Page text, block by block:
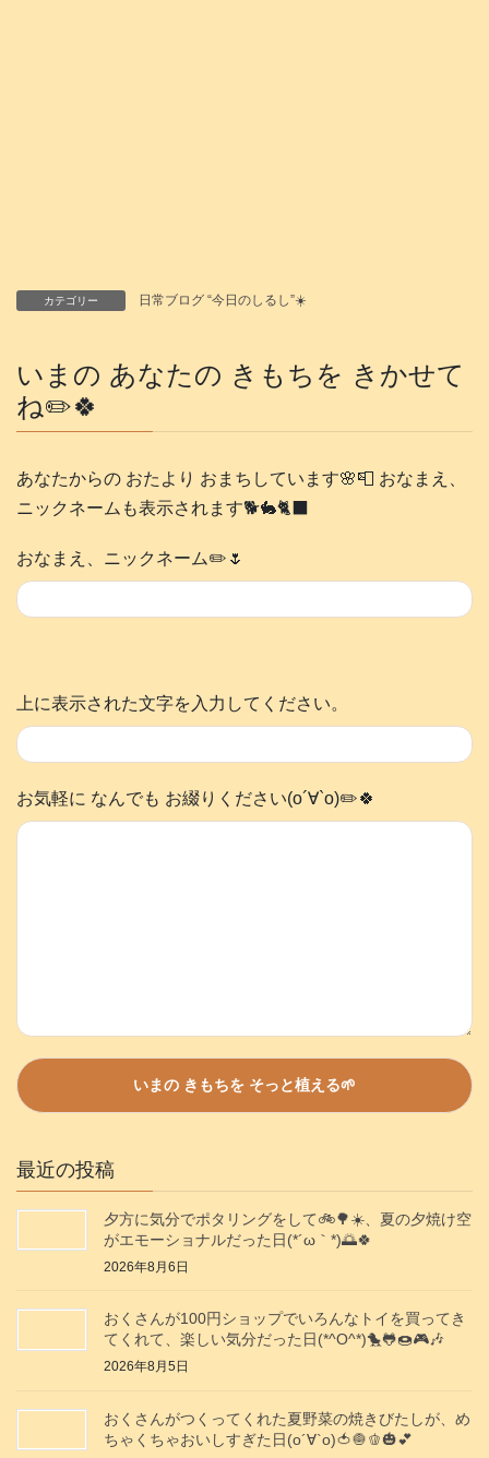
カテゴリー 日常ブログ “今日のしるし”☀️
いまの あなたの きもちを きかせて
ね✏️🍀
あなたからの おたより おまちしています🌸📮 おなまえ、
ニックネームも表示されます🐕️🐇🐈‍⬛
おなまえ、ニックネーム✏️🌷
上に表示された文字を入力してください。
お気軽に なんでも お綴りください(о´∀`о)✏️🍀
最近の投稿
夕方に気分でポタリングをして🚲️🌳☀️、夏の夕焼け空
がエモーショナルだった日(⁠*⁠´⁠ω⁠｀⁠*⁠)🌅🍀
2026年8月6日
おくさんが100円ショップでいろんなトイを買ってき
てくれて、楽しい気分だった日(*^O^*)🐤🐸🍩🎮️🎶
2026年8月5日
おくさんがつくってくれた夏野菜の焼きびたしが、め
ちゃくちゃおいしすぎた日(о´∀`о)🍅🧅🫑🎃💕